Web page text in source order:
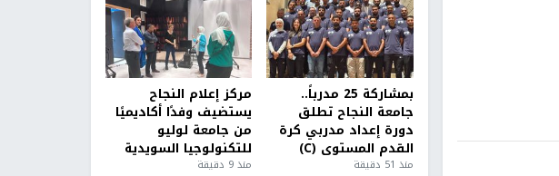
بمشاركة 25 مدرباً..
جامعة النجاح تطلق
دورة إعداد مدربي كرة
القدم المستوى (C)
منذ 51 دقيقة
مركز إعلام النجاح
يستضيف وفدًا أكاديميًا
من جامعة لوليو
للتكنولوجيا السويدية
منذ 9 دقيقة